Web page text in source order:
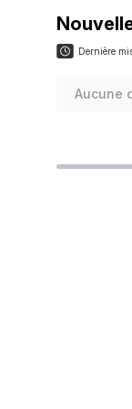
Dernière
Aucune